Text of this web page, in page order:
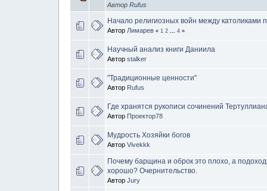
Автор Rufus
Начало религиозных войн между католиками
Автор Лимарев « 1 2 4 »
Научный анализ книги Даниила
Автор stalker
"Традиционные ценности"
Автор Rufus
Где хранятся рукописи сочинений
Автор Проектор78
Мудрость Хозяйки богов
Автор Vivekkk
Почему барщина и оброк это плохо, а
хорошо? Очернительство.
Автор Jury